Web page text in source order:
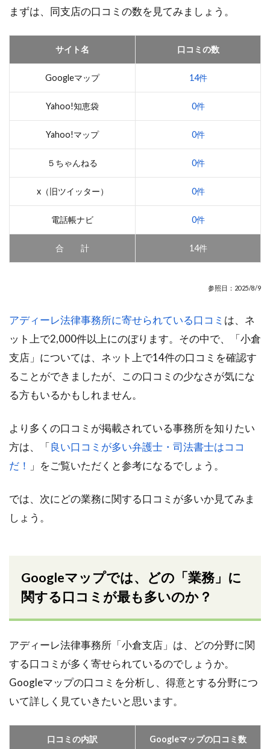
まずは、同支店の口コミの数を見てみましょう。
サイト名 口コミの数
Googleマップ 14件
Yahoo!知恵袋 0件
Yahoo!マップ 0件
５ちゃんねる 0件
x（旧ツイッター） 0件
電話帳ナビ 0件
合 計 14件
参照日：2025/8/9
アディーレ法律事務所に寄せられている口コミ は、ネ
ット上で2,000件以上にのぼります。その中で、「小倉
支店」については、ネット上で14件の口コミを確認す
ることができましたが、この口コミの少なさが気にな
る方もいるかもしれません。
より多くの口コミが掲載されている事務所を知りたい
方は、「良い口コミが多い弁護士・司法書士はココ
だ！
」をご覧いただくと参考になるでしょう。
では、次にどの業務に関する口コミが多いか見てみま
しょう。
Googleマップでは、どの「業務」に
関する口コミが最も多いのか？
アディーレ法律事務所「小倉支店」は、どの分野に関
する口コミが多く寄せられているのでしょうか。
Googleマップの口コミを分析し、得意とする分野につ
いて詳しく見ていきたいと思います。
口コミの内訳 Googleマップの口コミ数